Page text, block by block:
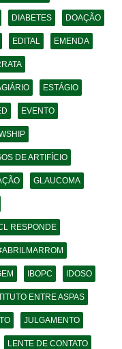
DIABETES DOAÇÃO
EDITAL EMENDA
ESTÁGIO
EVENTO
DE ARTIFÍCIO
GLAUCOMA
RESPONDE
IBOPC IDOSO
ENTRE ASPAS
JULGAMENTO
LENTE DE CONTATO